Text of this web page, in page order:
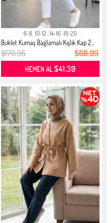
6-8 10-12 14-16 18-20
Buklet Kumaş Bağlamalı Kışlık Kap 2...
$170.95 $68.99
HEMEN AL$41.39